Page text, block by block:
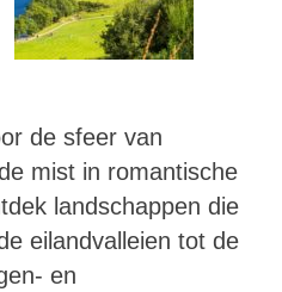
de sfeer van
mist in romantische
landschappen die
eilandvalleien tot de
en